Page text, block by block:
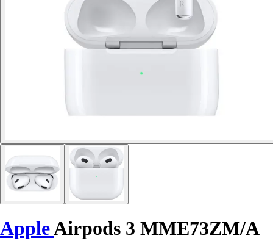
AppleAirpods 3 MME73ZM/A